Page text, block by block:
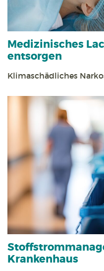
Medizinisches
entsorgen
Klimaschädliches
Krankenhaus